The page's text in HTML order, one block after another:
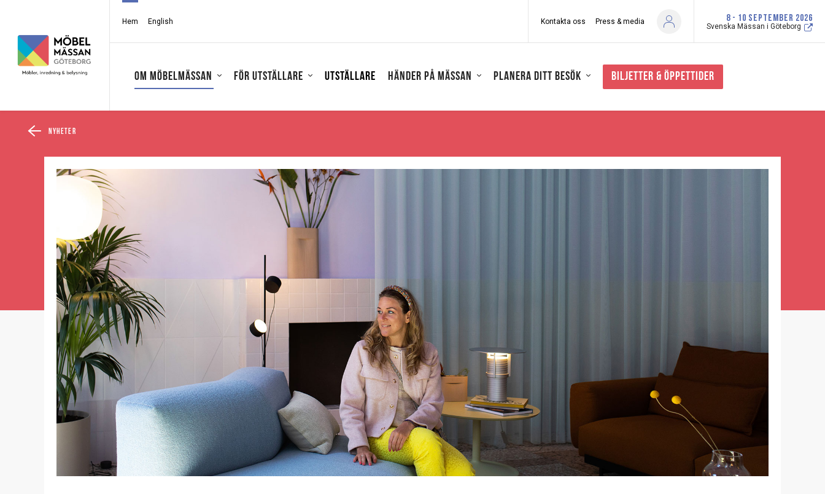
Hem English Kontakta oss Press & media 8 - 10 SEPTEMBER 2026
Svenska Mässan i Göteborg
Om Möbelmässan För utställare Utställare Händer på mässan Planera ditt besök Biljetter & öppettider
Nyheter